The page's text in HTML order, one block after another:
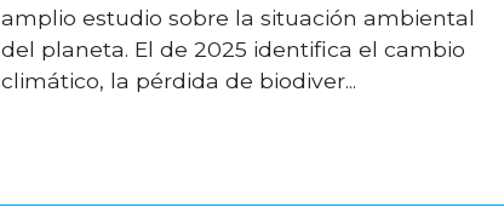
amplio estudio sobre la situación ambiental
del planeta. El de 2025 identifica el cambio
climático, la pérdida de biodiver...